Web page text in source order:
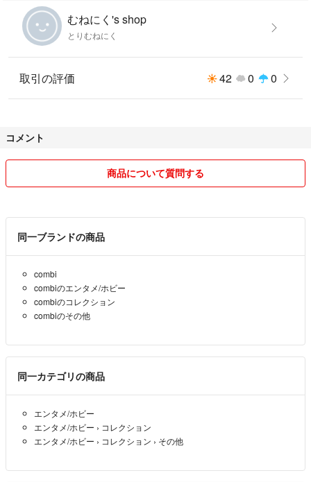
むねにく's shop
とりむねにく
取引の評価 42 0 0
コメント
商品について質問する
同一ブランドの商品
combi
combiのエンタメ/ホビー
combiのコレクション
combiのその他
同一カテゴリの商品
エンタメ/ホビー
エンタメ/ホビー › コレクション
エンタメ/ホビー › コレクション › その他